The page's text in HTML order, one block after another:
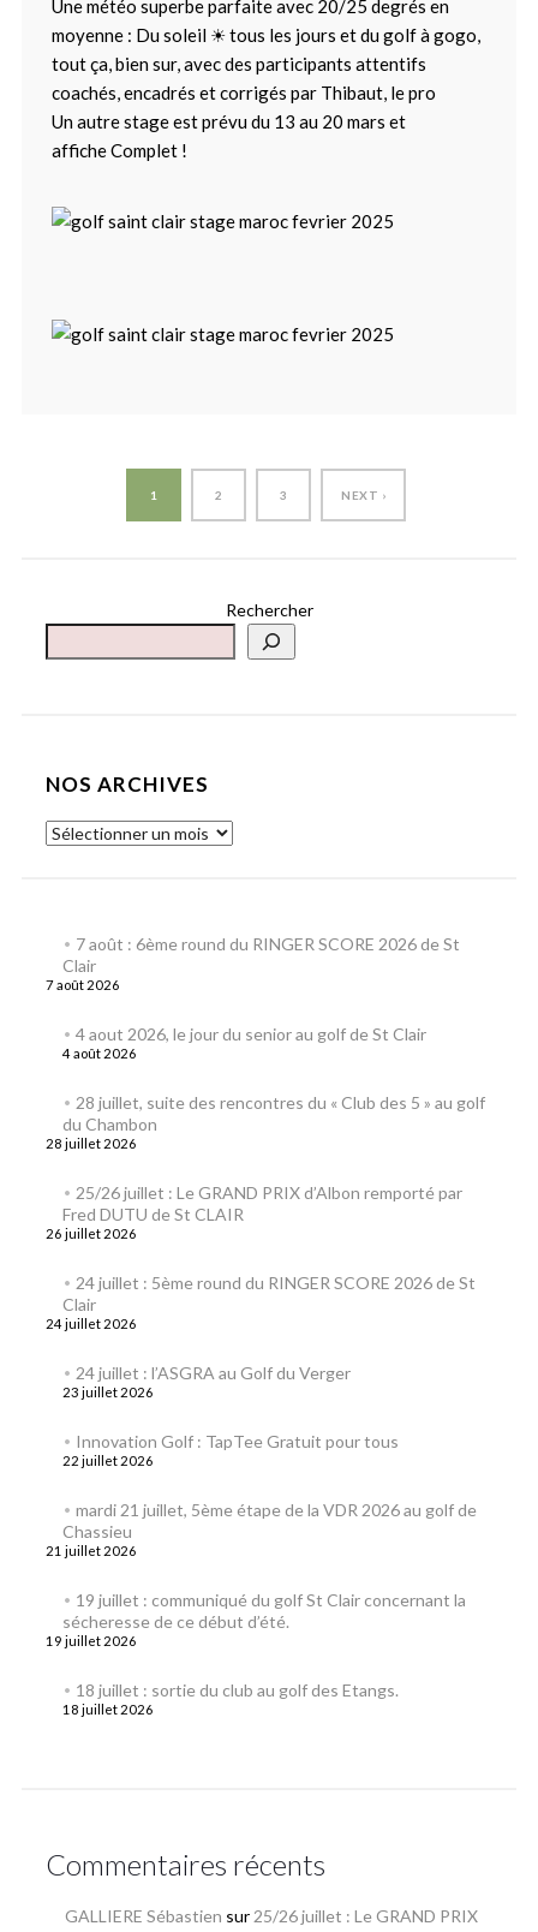
Une météo superbe parfaite avec 20/25 degrés en
moyenne : Du soleil ☀ tous les jours et du golf à gogo,
tout ça, bien sur, avec des participants attentifs
coachés, encadrés et corrigés par Thibaut, le pro
Un autre stage est prévu du 13 au 20 mars et
affiche Complet !
1 2 3 NEXT ›
Rechercher
NOS ARCHIVES
7 août : 6ème round du RINGER SCORE 2026 de St
Clair
7 août 2026
4 aout 2026, le jour du senior au golf de St Clair
4 août 2026
28 juillet, suite des rencontres du « Club des 5 » au golf
du Chambon
28 juillet 2026
25/26 juillet : Le GRAND PRIX d’Albon remporté par
Fred DUTU de St CLAIR
26 juillet 2026
24 juillet : 5ème round du RINGER SCORE 2026 de St
Clair
24 juillet 2026
24 juillet : l’ASGRA au Golf du Verger
23 juillet 2026
Innovation Golf : TapTee Gratuit pour tous
22 juillet 2026
mardi 21 juillet, 5ème étape de la VDR 2026 au golf de
Chassieu
21 juillet 2026
19 juillet : communiqué du golf St Clair concernant la
sécheresse de ce début d’été.
19 juillet 2026
18 juillet : sortie du club au golf des Etangs.
18 juillet 2026
Commentaires récents
GALLIERE Sébastien sur 25/26 juillet : Le GRAND PRIX